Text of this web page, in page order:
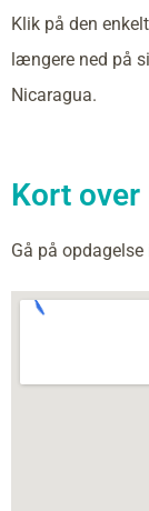
Klik på den
længere ned på
Nicaragua.
Kort over
Gå på